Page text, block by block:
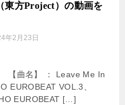
東方Project）の動画を
年2月23日
【曲名】 ： Leave Me In
EUROBEAT VOL.3、
EUROBEAT […]